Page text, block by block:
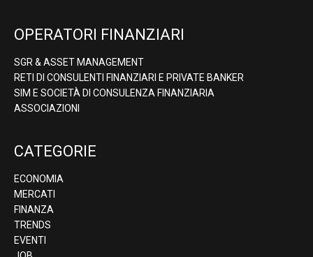
OPERATORI FINANZIARI
SGR & ASSET MANAGEMENT
RETI DI CONSULENTI FINANZIARI E PRIVATE BANKER
SIM E SOCIETÀ DI CONSULENZA FINANZIARIA
ASSOCIAZIONI
CATEGORIE
ECONOMIA
MERCATI
FINANZA
TRENDS
EVENTI